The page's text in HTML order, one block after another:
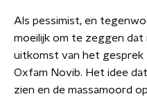
Als pessimist, en
moeilijk om te zeggen dat
uitkomst van het gesprek
Oxfam Novib. Het idee
zien en de massamoord